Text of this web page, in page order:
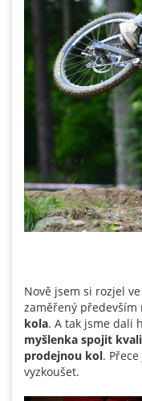
Nově jsem si rozjel
zaměřený především
kola. A tak jsme dali
myšlenka spojit
prodejnou kol.
vyzkoušet.